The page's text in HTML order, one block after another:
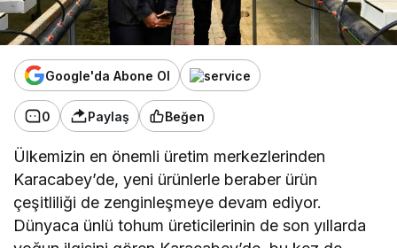
Google'da Abone Ol
0 Paylaş Beğen
Ülkemizin en önemli üretim merkezlerinden
Karacabey’de, yeni ürünlerle beraber ürün
çeşitliliği de zenginleşmeye devam ediyor.
Dünyaca ünlü tohum üreticilerinin de son yıllarda